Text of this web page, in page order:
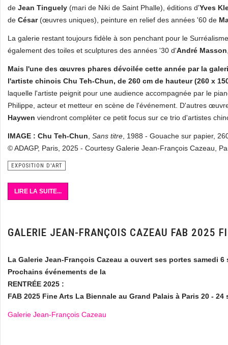
de Jean Tinguely (mari de Niki de Saint Phalle), éditions d'Yves
de César(œuvres uniques), peinture en relief des années '60 de
La galerie restant toujours fidèle à son penchant pour le
également des toiles et sculptures des années '30 d'André Masson
Mais l'une des œuvres phares dévoilée cette année par la
l'artiste chinois Chu Teh-Chun, de 260 cm de hauteur (260 x
laquelle l'artiste peignit pour une audience accompagnée par le
Philippe, acteur et metteur en scène de l'événement. D'autres
Haywen viendront compléter ce petit focus sur ce trio d'artistes
IMAGE : Chu Teh-Chun Sans titre , 1988 - Gouache sur papier,
© ADAGP, Paris, 2025 - Courtesy Galerie Jean-François Cazeau,
EXPOSITION D'ART
LIRE LA SUITE...
GALERIE JEAN-FRANÇOIS CAZEAU FAB 2025
La Galerie Jean-François Cazeau a ouvert ses portes samedi 6
Prochains événements de la
RENTRÉE 2025 :
FAB 2025 Fine Arts La Biennale au Grand Palais à Paris 20 - 24
Galerie Jean-François Cazeau